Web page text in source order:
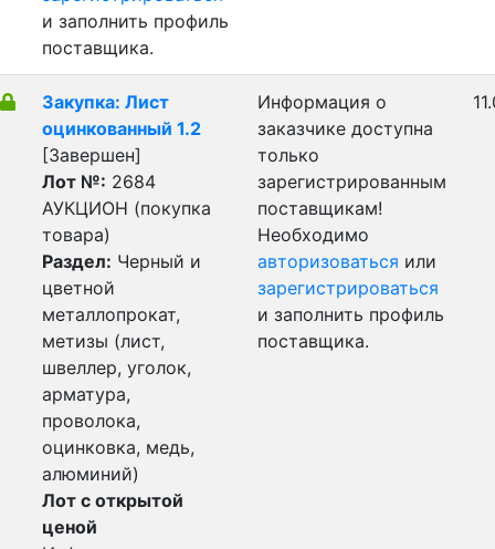
и заполнить профиль
поставщика.
Закупка: Лист
оцинкованный 1.2
[Завершен]
Лот №: 2684
АУКЦИОН (покупка
товара)
Раздел: Черный и
цветной
металлопрокат,
метизы (лист,
швеллер, уголок,
арматура,
проволока,
оцинковка, медь,
алюминий)
Лот с открытой
ценой
Информация о
заказчике доступна
только
зарегистрированным
поставщикам!
Необходимо
авторизоваться или
зарегистрироваться
и заполнить профиль
поставщика.